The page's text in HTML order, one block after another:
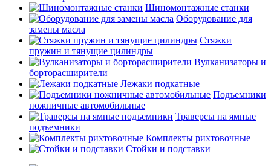
Шиномонтажные станки
Оборудование для
замены масла
Стяжки
пружин и тянущие цилиндры
Вулканизаторы и
борторасширители
Лежаки подкатные
Подъемники
ножничные автомобильные
Траверсы на ямные
подъемники
Комплекты рихтовочные
Стойки и подставки